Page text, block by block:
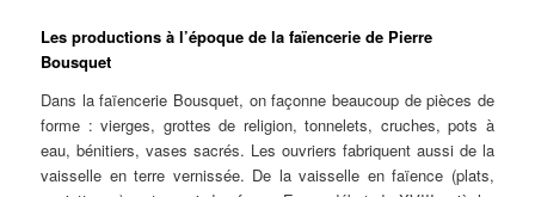
Les productions à l’époque de la faïencerie de Pierre
Bousquet
Dans la faïencerie Bousquet, on façonne beaucoup de pièces de
forme : vierges, grottes de religion, tonnelets, cruches, pots à
eau, bénitiers, vases sacrés. Les ouvriers fabriquent aussi de la
vaisselle en terre vernissée. De la vaisselle en faïence (plats,